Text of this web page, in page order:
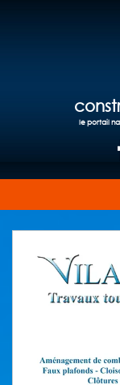
le portail